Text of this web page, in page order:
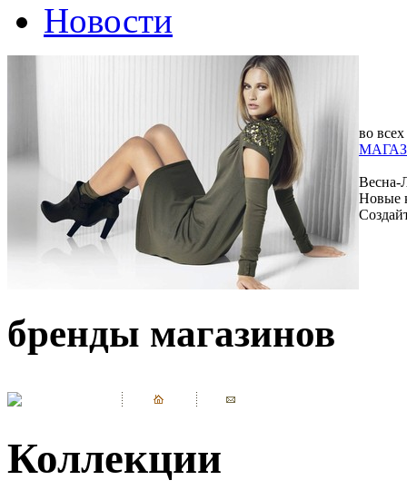
Новости
во всех
Весна-
Новые
бренды магазинов
Коллекции